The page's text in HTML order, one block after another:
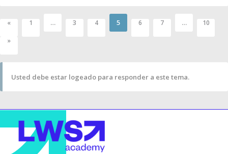
« 1 … 3 4 5 6 7 … 10
»
Usted debe estar logeado para responder a este tema.